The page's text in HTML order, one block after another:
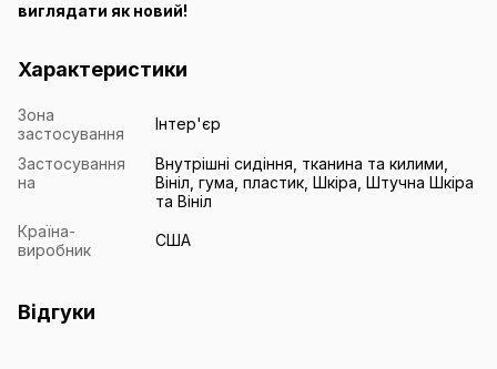
виглядати як новий!
Характеристики
Зона
застосування
Інтер'єр
Застосування
на
Внутрішні сидіння, тканина та килими,
Вініл, гума, пластик, Шкіра, Штучна Шкіра
та Вініл
Країна-
виробник
США
Відгуки